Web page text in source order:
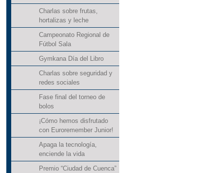
Charlas sobre frutas,
hortalizas y leche
Campeonato Regional de
Fútbol Sala
Gymkana Día del Libro
Charlas sobre seguridad y
redes sociales
Fase final del torneo de
bolos
¡Cómo hemos disfrutado
con Euroremember Junior!
Apaga la tecnología,
enciende la vida
Premio “Ciudad de Cuenca”